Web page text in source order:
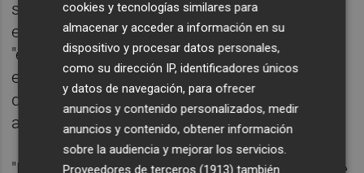
sospechas de irregularidades en su máster
en es misma universidad, ha indicado que
"exactamente lo mismo, debería dar las
explicaciones adecuadas" y ha subrayado
que es un proceso que está judicializado y
allí tendrá que presentar las pruebas.
cookies y tecnologías similares para
almacenar y acceder a información en su
dispositivo y procesar datos personales,
como su dirección IP, identificadores únicos
y datos de navegación, para ofrecer
anuncios y contenido personalizados, medir
anuncios y contenido, obtener información
sobre la audiencia y mejorar los servicios.
Proveedores de terceros (1913) también